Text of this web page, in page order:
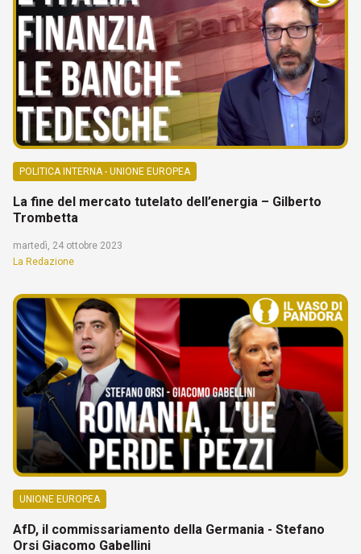
POLITICA INTERNA - UNIONE EUROPEA
La fine del mercato tutelato dell’energia – Gilberto
Trombetta
martedì, 24 ottobre 2023
La Redazione
UNIONE EUROPEA
AfD, il commissariamento della Germania - Stefano
Orsi Giacomo Gabellini